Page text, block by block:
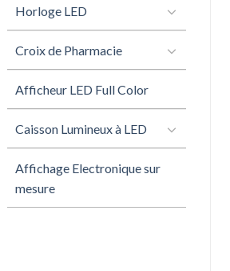
Horloge LED
Croix de Pharmacie
Afficheur LED Full Color
Caisson Lumineux à LED
Affichage Electronique sur
mesure